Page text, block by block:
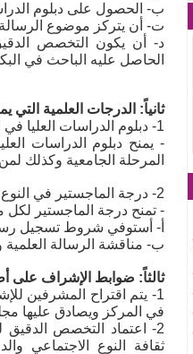
ب‌- الحصول على دبلوم
ت‌- أن يتركز موضوع
د‌- أن يكون التخصص
الحاصل عليه الباحث في
ثانياً: الدرجات العلمية التي
1- دبلوم الدراسات العليا في النوع الاجتماعي والدراسات النسوية.
- يمنح دبلوم الدراسات
المرحلة الجامعية وكذلك
2- درجة الماجستير في النوع الاجتماعي والدراسات النسوية.
- تمنح درجة الماجستير لكل
أ‌- أستوفي شروط تسجيل
ب‌- مناقشة الرسالة العلمية
ثالثاً: ضوابط الإشراف على
1- يتم اقتراح المشرفين
في المركز ويصادق عليها
2- اعتماد التخصص
ثقافة النوع الاجتماعي